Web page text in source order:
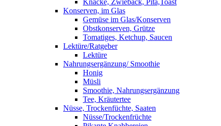
Knäcke, Zwieback, Pita,Toast
Konserven, im Glas
Gemüse im Glas/Konserven
Obstkonserven, Grütze
Tomatiges, Ketchup, Saucen
Lektüre/Ratgeber
Lektüre
Nahrungsergänzung/ Smoothie
Honig
Müsli
Smoothie, Nahrungsergänzung
Tee, Kräutertee
Nüsse, Trockenfüchte, Saaten
Nüsse/Trockenfrüchte